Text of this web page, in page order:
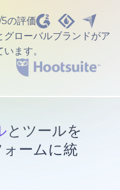
の評価
ローバルブランドがア
ます。
とツールを
ームに統